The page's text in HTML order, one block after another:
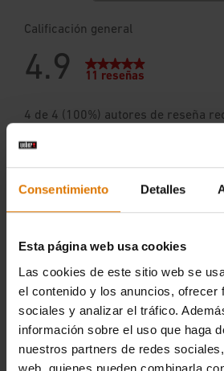
Consentimiento Detalles
Esta página web usa cookies
Las cookies de este sitio web se
el contenido y los anuncios, ofrecer
sociales y analizar el tráfico.
información sobre el uso que haga
nuestros partners de redes
web, quienes pueden combinarla